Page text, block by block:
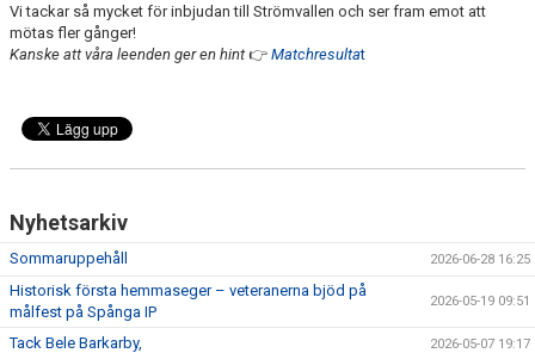
Vi tackar så mycket för inbjudan till Strömvallen och ser fram emot att
mötas fler gånger!
Kanske att våra leenden ger en hint 👉 Matchresultat
Nyhetsarkiv
Sommaruppehåll 2026-06-28 16:25
Historisk första hemmaseger – veteranerna bjöd på
målfest på Spånga IP
2026-05-19 09:51
Tack Bele Barkarby, 2026-05-07 19:17